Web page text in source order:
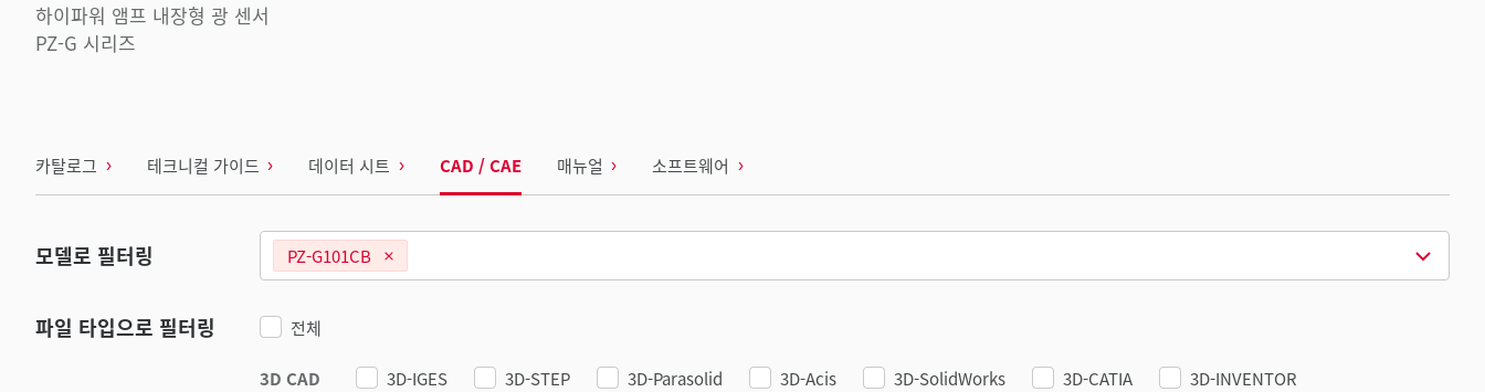
하이파워 앰프 내장형 광 센서
PZ-G 시리즈
카탈로그 테크니컬 가이드 데이터 시트 CAD / CAE 매뉴얼 소프트웨어
모델로 필터링 PZ-G101CB
파일 타입으로 필터링 전체
3D CAD 3D-IGES 3D-STEP 3D-Parasolid 3D-Acis 3D-SolidWorks 3D-CATIA
3D-INVENTOR